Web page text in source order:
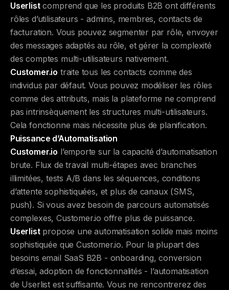
Userlistcomprend que les produits B2B ont différents
rôles d’utilisateurs - admins, membres, contacts de
facturation. Vous pouvez segmenter par rôle, envoyer
des messages adaptés au rôle, et gérer la complexité
des comptes multi-utilisateurs nativement.
Customer.io traite tous les contacts comme des
individus par défaut. Vous pouvez modéliser les rôles
comme des attributs, mais la plateforme ne comprend
pas intrinsèquement les structures multi-utilisateurs.
Cela fonctionne mais nécessite plus de planification.
Puissance d’Automatisation
Customer.io l’emporte sur la capacité d’automatisation
brute. Flux de travail multi-étapes avec branches
illimitées, tests A/B dans les séquences, conditions
d’attente sophistiquées, et plus de canaux (SMS,
push). Si vous avez besoin de parcours automatisés
complexes, Customer.io offre plus de puissance.
Userlistpropose une automatisation solide mais moins
sophistiquée que Customer.io. Pour la plupart des
besoins email SaaS B2B - onboarding, conversion
d’essai, adoption de fonctionnalités - l’automatisation
de Userlist est suffisante. Vous ne rencontrerez des